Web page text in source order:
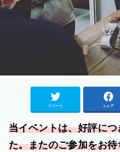
ツイート シェア
当イベントは、好評に
た。またのご参加をお